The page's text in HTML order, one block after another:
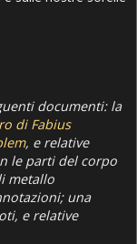
documenti: la
di Fabius
, e relative
le parti del corpo
metallo
una
e relative